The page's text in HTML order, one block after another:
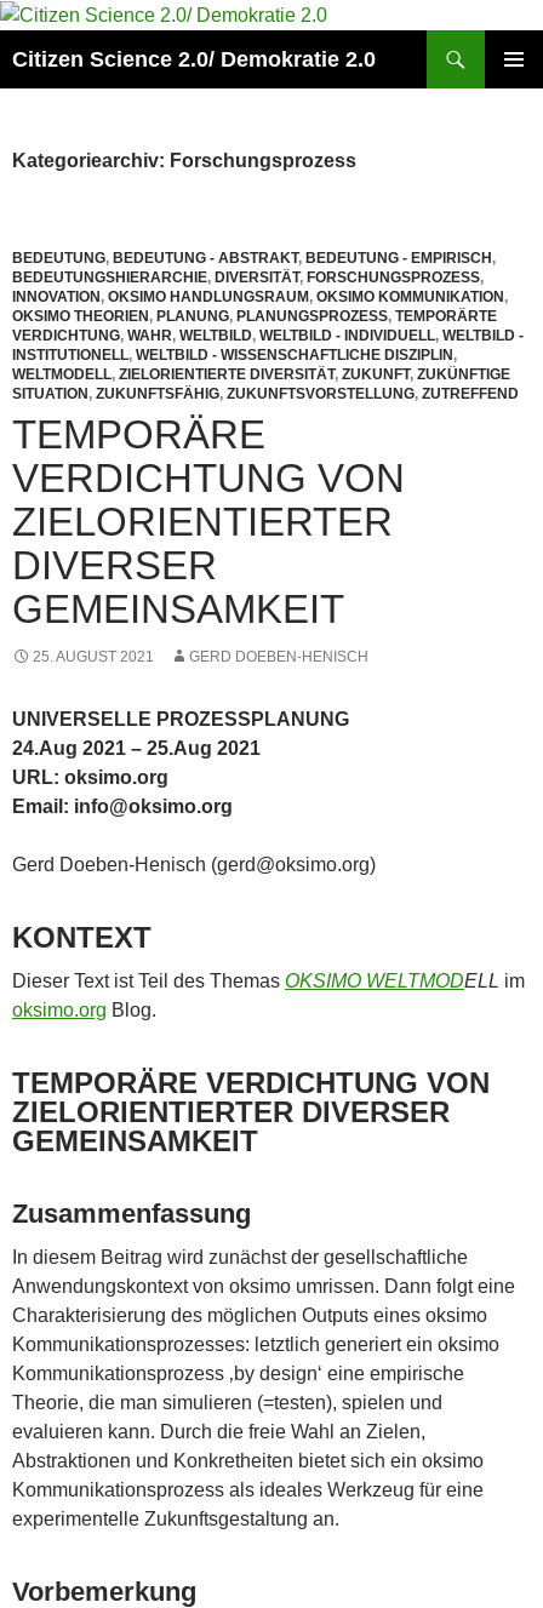
Zum
springen
Citizen Science 2.0/ Demokratie 2.0
Kategoriearchiv: Forschungsprozess
BEDEUTUNG, BEDEUTUNG - ABSTRAKT, BEDEUTUNG - EMPIRISCH,
BEDEUTUNGSHIERARCHIE, DIVERSITÄT, FORSCHUNGSPROZESS,
INNOVATION, OKSIMO HANDLUNGSRAUM, OKSIMO KOMMUNIKATION,
OKSIMO THEORIEN, PLANUNG, PLANUNGSPROZESS, TEMPORÄRTE
VERDICHTUNG, WAHR, WELTBILD, WELTBILD - INDIVIDUELL, WELTBILD -
INSTITUTIONELL, WELTBILD - WISSENSCHAFTLICHE DISZIPLIN,
WELTMODELL, ZIELORIENTIERTE DIVERSITÄT, ZUKUNFT, ZUKÜNFTIGE
SITUATION, ZUKUNFTSFÄHIG, ZUKUNFTSVORSTELLUNG, ZUTREFFEND
TEMPORÄRE
VERDICHTUNG VON
ZIELORIENTIERTER
DIVERSER
GEMEINSAMKEIT
25. AUGUST 2021 GERD DOEBEN-HENISCH
UNIVERSELLE PROZESSPLANUNG
24.Aug 2021 – 25.Aug 2021
URL: oksimo.org
Email: info@oksimo.org
Gerd Doeben-Henisch (gerd@oksimo.org)
KONTEXT
Dieser Text ist Teil des Themas OKSIMO WELTMODELL im
oksimo.org Blog.
TEMPORÄRE VERDICHTUNG VON
ZIELORIENTIERTER DIVERSER
GEMEINSAMKEIT
Zusammenfassung
In diesem Beitrag wird zunächst der gesellschaftliche
Anwendungskontext von oksimo umrissen. Dann folgt eine
Charakterisierung des möglichen Outputs eines oksimo
Kommunikationsprozesses: letztlich generiert ein oksimo
Kommunikationsprozess ‚by design‘ eine empirische
Theorie, die man simulieren (=testen), spielen und
evaluieren kann. Durch die freie Wahl an Zielen,
Abstraktionen und Konkretheiten bietet sich ein oksimo
Kommunikationsprozess als ideales Werkzeug für eine
experimentelle Zukunftsgestaltung an.
Vorbemerkung